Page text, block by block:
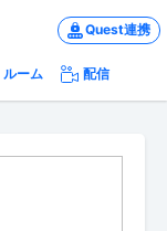
Quest連携
ルーム 配信